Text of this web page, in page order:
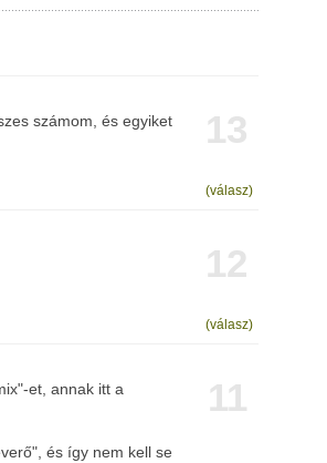
13
számom, és egyiket
(válasz)
12
(válasz)
11
et, annak itt a
és így nem kell se